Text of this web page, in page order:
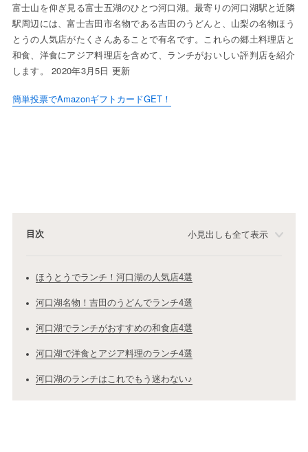
富士山を仰ぎ見る富士五湖のひとつ河口湖。最寄りの河口湖駅と近隣
駅周辺には、富士吉田市名物である吉田のうどんと、山梨の名物ほう
とうの人気店がたくさんあることで有名です。これらの郷土料理店と
和食、洋食にアジア料理店を含めて、ランチがおいしい評判店を紹介
します。 2020年3月5日 更新
簡単投票でAmazonギフトカードGET！
目次 小見出しも全て表示
ほうとうでランチ！河口湖の人気店4選
河口湖名物！吉田のうどんでランチ4選
河口湖でランチがおすすめの和食店4選
河口湖で洋食とアジア料理のランチ4選
河口湖のランチはこれでもう迷わない♪